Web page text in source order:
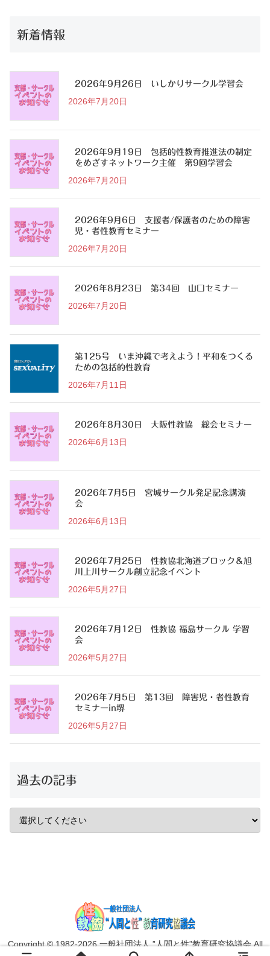
新着情報
2026年9月26日 いしかりサークル学習会
2026年7月20日
2026年9月19日 包括的性教育推進法の制定
をめざすネットワーク主催 第9回学習会
2026年7月20日
2026年9月6日 支援者/保護者のための障害
児・者性教育セミナー
2026年7月20日
2026年8月23日 第34回 山口セミナー
2026年7月20日
第125号 いま沖縄で考えよう！平和をつくる
ための包括的性教育
2026年7月11日
2026年8月30日 大阪性教協 総会セミナー
2026年6月13日
2026年7月5日 宮城サークル発足記念講演
会
2026年6月13日
2026年7月25日 性教協北海道ブロック＆旭
川上川サークル創立記念イベント
2026年5月27日
2026年7月12日 性教協 福島サークル 学習
会
2026年5月27日
2026年7月5日 第13回 障害児・者性教育
セミナーin堺
2026年5月27日
過去の記事
Copyright © 1982-2026 一般社団法人 ”人間と性”教育研究協議会 All